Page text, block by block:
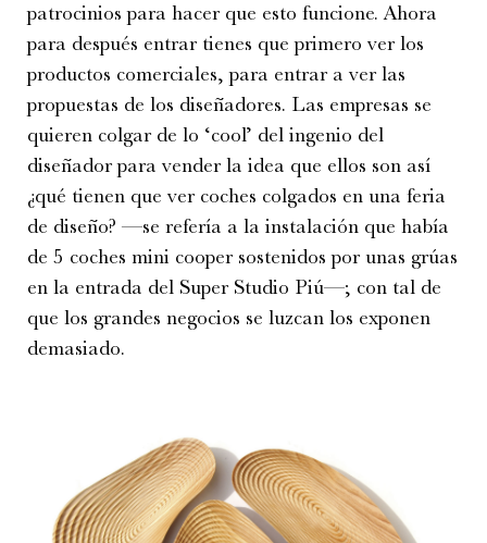
patrocinios para hacer que esto funcione. Ahora
para después entrar tienes que primero ver los
productos comerciales, para entrar a ver las
propuestas de los diseñadores. Las empresas se
quieren colgar de lo ‘cool’ del ingenio del
diseñador para vender la idea que ellos son así
¿qué tienen que ver coches colgados en una feria
de diseño? —se refería a la instalación que había
de 5 coches mini cooper sostenidos por unas grúas
en la entrada del Super Studio Piú—; con tal de
que los grandes negocios se luzcan los exponen
demasiado.